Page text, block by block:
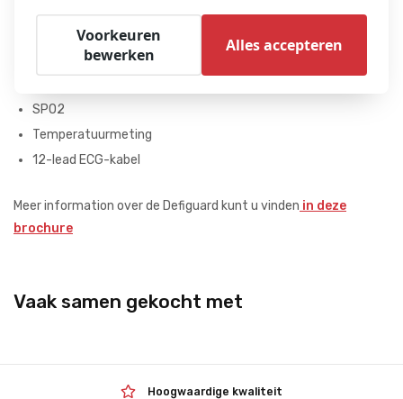
Features:
SPO2
Temperatuurmeting
12-lead ECG-kabel
Meer information over de Defiguard kunt u vinden in deze
brochure
Vaak samen gekocht met
Hoogwaardige kwaliteit
Voorkeuren
bewerken
Alles accepteren